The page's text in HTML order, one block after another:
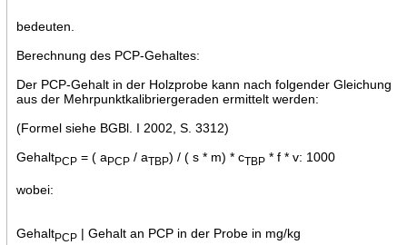
bedeuten.
Berechnung des PCP-Gehaltes:
Der PCP-Gehalt in der Holzprobe kann nach folgender Gleichung
aus der Mehrpunktkalibriergeraden ermittelt werden:
(Formel siehe BGBl. I 2002, S. 3312)
GehaltPCP= ( aPCP/ aTBP) / ( s * m) * cTBP* f * v: 1000
wobei:
GehaltPCP| Gehalt an PCP in der Probe in mg/kg